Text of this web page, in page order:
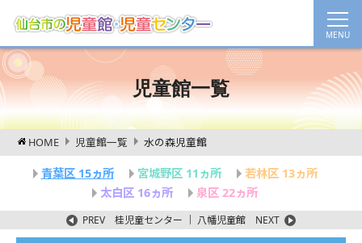
児童館一覧
HOME 児童館一覧 水の森児童館
青葉区 15ヵ所 宮城野区 11ヵ所
若林区 13ヵ所
太白区 16ヵ所
泉区 22ヵ所
PREV 桂児童センター 八幡児童館 NEXT